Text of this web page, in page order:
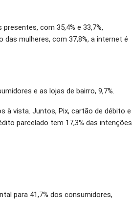
com 35,4% e 33,7%,
mulheres, com 37,8%, a internet é
e as lojas de bairro, 9,7%.
à vista. Juntos, Pix, cartão de débito e
parcelado tem 17,3% das intenções
para 41,7% dos consumidores,